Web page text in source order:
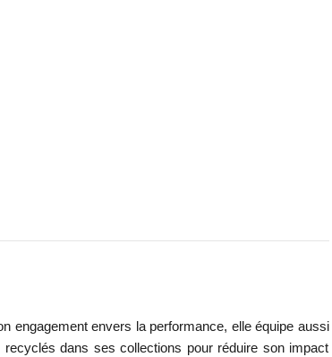
engagement envers la performance, elle équipe aussi
dans ses collections pour réduire son impact